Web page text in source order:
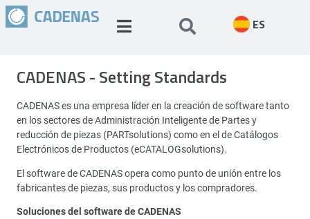
ES
CADENAS - Setting Standards
CADENAS es una empresa líder en la creación de software tanto
en los sectores de Administración Inteligente de Partes y
reducción de piezas (PARTsolutions) como en el de Catálogos
Electrónicos de Productos (eCATALOGsolutions).
El software de CADENAS opera como punto de unión entre los
fabricantes de piezas, sus productos y los compradores.
Soluciones del software de CADENAS